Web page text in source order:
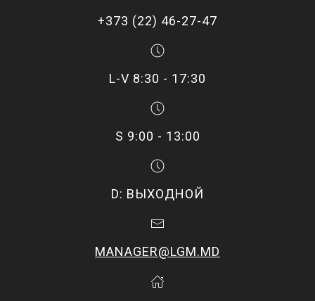
+373 (22) 46-27-47
L-V 8:30 - 17:30
S 9:00 - 13:00
D: ВЫХОДНОЙ
MANAGER@LGM.MD